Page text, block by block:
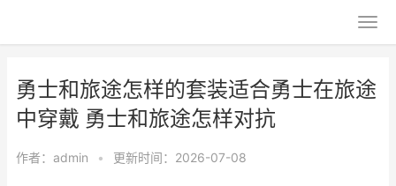
勇士和旅途怎样的套装适合勇士在旅途
中穿戴 勇士和旅途怎样对抗
作者： admin • 更新时间：2026-07-08